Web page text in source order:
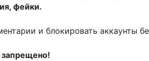
фейки.
и блокировать аккаунты
запрещено!